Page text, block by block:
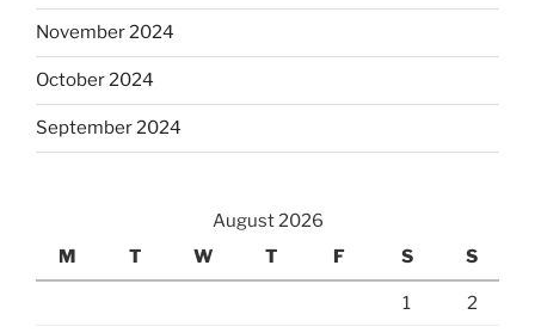
November 2024
October 2024
September 2024
August 2026
M
T W T F S S
1 2